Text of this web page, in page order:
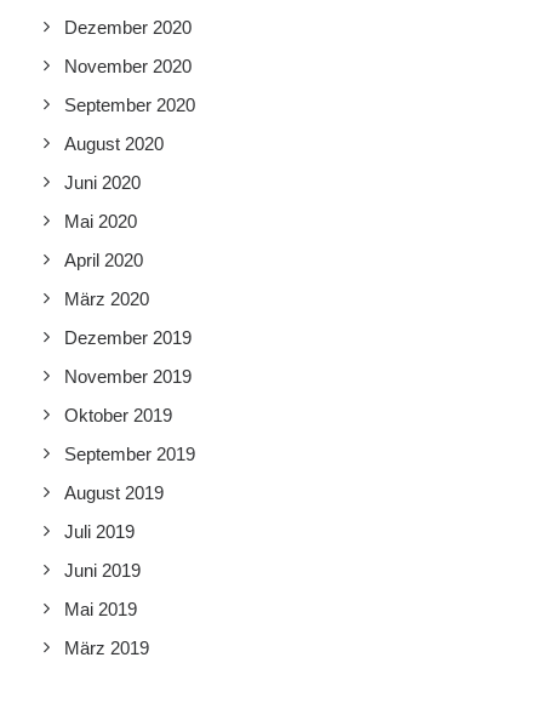
Dezember 2020
November 2020
September 2020
August 2020
Juni 2020
Mai 2020
April 2020
März 2020
Dezember 2019
November 2019
Oktober 2019
September 2019
August 2019
Juli 2019
Juni 2019
Mai 2019
März 2019